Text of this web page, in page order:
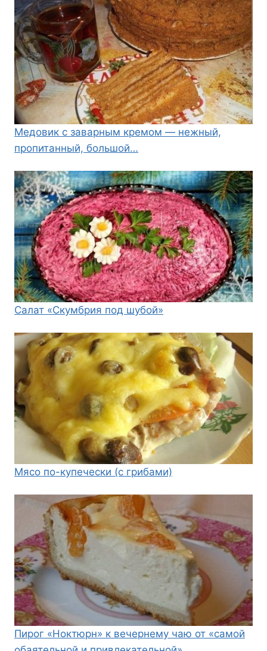
Медовик с заварным кремом — нежный,
пропитанный, большой…
Салат «Скумбрия под шубой»
Мясо по-купечески (с грибами)
Пирог «Ноктюрн» к вечернему чаю от «самой